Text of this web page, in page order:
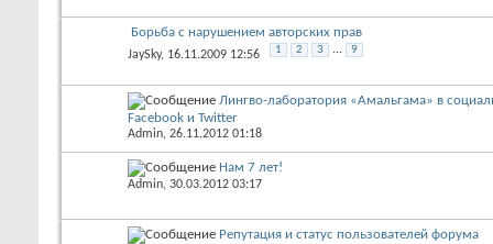
Борьба с нарушением авторских прав
JaySky, 16.11.2009 12:56 1 2 3 ... 9
Лингво-лаборатория «Амальгама» в
Facebook и Twitter
Admin, 26.11.2012 01:18
Нам 7 лет!
Admin, 30.03.2012 03:17
Репутация и статус пользователей форума